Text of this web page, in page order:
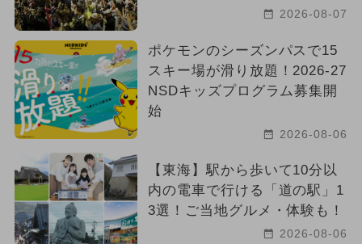
2026-08-07
ポケモンのシーズンパスで15
スキー場が滑り放題！2026-27
NSDキッズプログラム募集開
始
2026-08-06
【東海】駅から歩いて10分以
内の電車で行ける「道の駅」1
3選！ご当地グルメ・体験も！
2026-08-06